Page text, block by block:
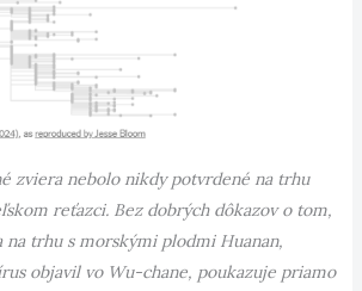
zviera nebolo nikdy potvrdené na trhu
reťazci. Bez dobrých dôkazov o tom,
na trhu s morskými plodmi Huanan,
objavil vo Wu-chane, poukazuje priamo